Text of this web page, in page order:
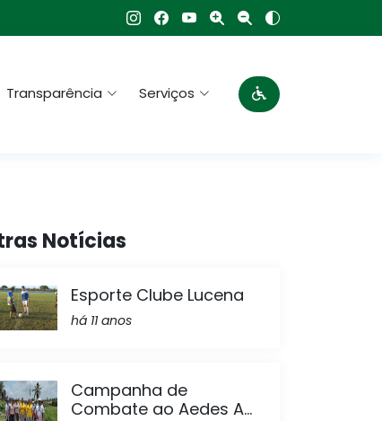
Transparência Serviços
Notícias
Esporte Clube Lucena
há 11 anos
Campanha de
Combate ao Aedes A...